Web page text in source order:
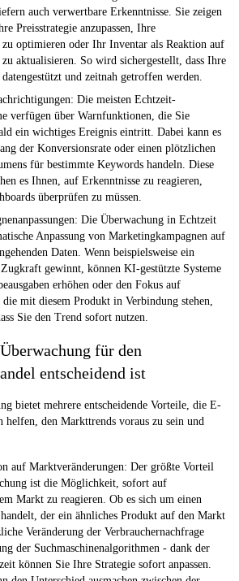
auch verwertbare Erkenntnisse. Sie zeigen
Preisstrategie anzupassen, Ihre
zu optimieren oder Ihr Inventar als Reaktion auf
aktualisieren. So wird sichergestellt, dass Ihre
und zeitnah getroffen werden.
Die meisten Echtzeit-
verfügen über Warnfunktionen, die Sie
ein wichtiges Ereignis eintritt. Dabei kann es
der Konversionsrate oder einen plötzlichen
für bestimmte Keywords handeln. Diese
es Ihnen, auf Erkenntnisse zu reagieren,
überprüfen zu müssen.
Die Überwachung in Echtzeit
Anpassung von Marketingkampagnen auf
Daten. Wenn beispielsweise ein
gewinnt, können KI-gestützte Systeme
erhöhen oder den Fokus auf
mit diesem Produkt in Verbindung stehen,
Sie den Trend sofort nutzen.
für den
entscheidend ist
bietet mehrere entscheidende Vorteile, die E-
helfen, den Markttrends voraus zu sein und
auf Marktveränderungen: Der größte Vorteil
ist die Möglichkeit, sofort auf
Markt zu reagieren. Ob es sich um einen
der ein ähnliches Produkt auf den Markt
Veränderung der Verbrauchernachfrage
der Suchmaschinenalgorithmen - dank der
können Sie Ihre Strategie sofort anpassen.